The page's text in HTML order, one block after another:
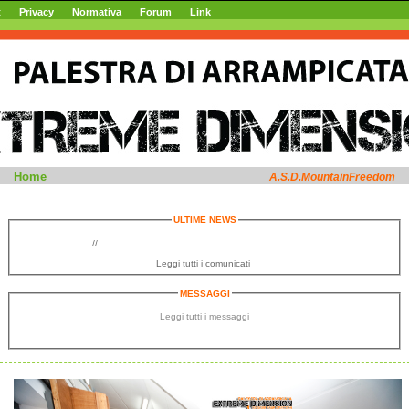
MountainFreedom web site
Privacy Normativa Forum Link
Home A.S.D.MountainFreedom
ULTIME NEWS
Leggi tutti i comunicati
MESSAGGI
Leggi tutti i messaggi